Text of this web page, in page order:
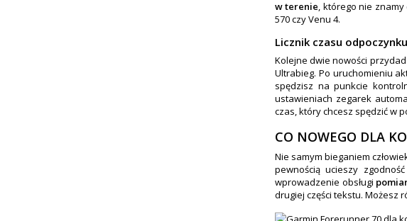
w terenie, którego nie
570 czy Venu 4.
Licznik czasu
Kolejne dwie nowości
Ultrabieg. Po uruchomieniu
spędzisz na punkcie
ustawieniach zegarek
czas, który chcesz spędzić w
CO NOWEGO DLA
Nie samym bieganiem
pewnością ucieszy
wprowadzenie obsługi
drugiej części tekstu. Możesz